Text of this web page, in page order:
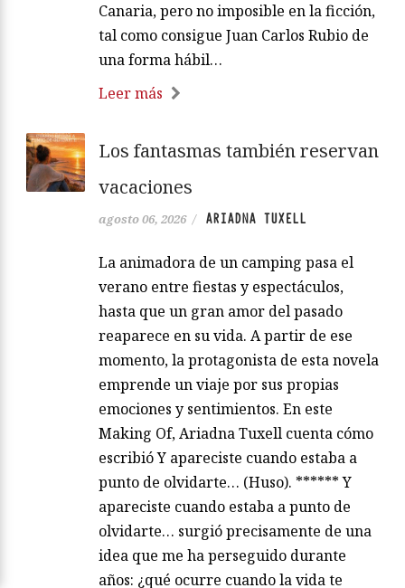
Canaria, pero no imposible en la ficción,
tal como consigue Juan Carlos Rubio de
una forma hábil…
Leer más
Los fantasmas también reservan
vacaciones
agosto 06, 2026 / ARIADNA TUXELL
La animadora de un camping pasa el
verano entre fiestas y espectáculos,
hasta que un gran amor del pasado
reaparece en su vida. A partir de ese
momento, la protagonista de esta novela
emprende un viaje por sus propias
emociones y sentimientos. En este
Making Of, Ariadna Tuxell cuenta cómo
escribió Y apareciste cuando estaba a
punto de olvidarte… (Huso). ****** Y
apareciste cuando estaba a punto de
olvidarte… surgió precisamente de una
idea que me ha perseguido durante
años: ¿qué ocurre cuando la vida te